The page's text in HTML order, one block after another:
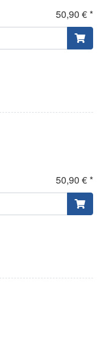
50,90 € *
50,90 € *